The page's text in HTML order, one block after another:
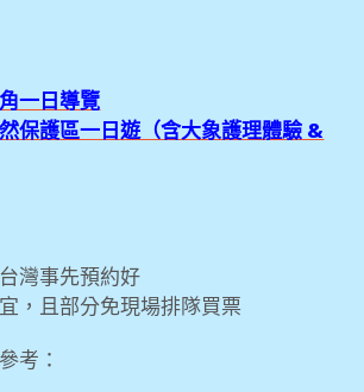
遊] Let’s Relax Spa泰式按摩 (尼曼
Nimman分店)
一日導覽
保護區一日遊（含大象護理體驗 &
灣事先預約好
，且部分免現場排隊買票
考：